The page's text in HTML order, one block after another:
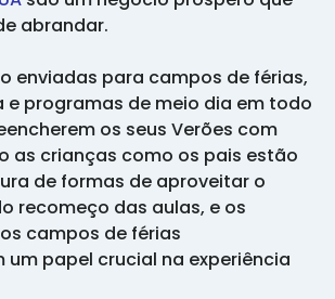
abrandar.
enviadas para campos de férias,
e programas de meio dia em todo
os seus Verões com
as crianças como os pais estão
de formas de aproveitar o
recomeço das aulas, e os
campos de férias
um papel crucial na experiência